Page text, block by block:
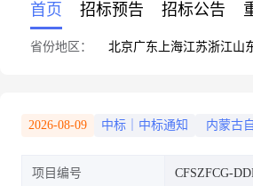
首页 招标预告 招标公告
省份地区： 北京广东 上海江苏浙江山
2026-08-09 中标｜中标通知 内蒙古
项目编号 CFSZFCG-